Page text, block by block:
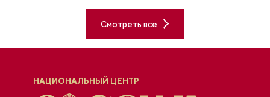
Смотреть все
НАЦИОНАЛЬНЫЙ ЦЕНТР